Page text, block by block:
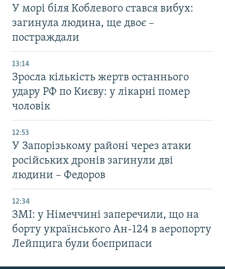
У морі біля Коблевого стався вибух:
загинула людина, ще двоє –
постраждали
13:14
Зросла кількість жертв останнього
удару РФ по Києву: у лікарні помер
чоловік
12:53
У Запорізькому районі через атаки
російських дронів загинули дві
людини – Федоров
12:34
ЗМІ: у Німеччині заперечили, що на
борту українського Ан-124 в аеропорту
Лейпцига були боєприпаси